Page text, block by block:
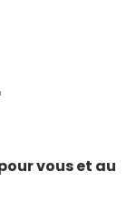
vous et au